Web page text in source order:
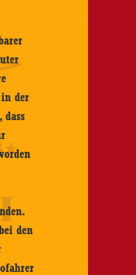
in der
den